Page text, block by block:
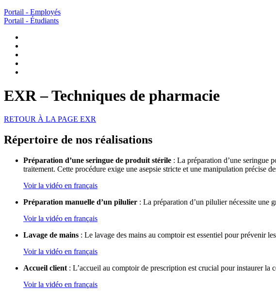
Portail - Employés
Portail - Étudiants
EXR – Techniques de pharmacie
RETOUR À LA PAGE EXR
Répertoire de nos réalisations
Préparation d’une seringue de produit stérile : La préparation d’une seringue
traitement. Cette procédure exige une asepsie stricte et une manipulation précise
Voir la vidéo en français
Préparation manuelle d’un pilulier : La préparation d’un pilulier nécessite une
Voir la vidéo en français
Lavage de mains : Le lavage des mains au comptoir est essentiel pour prévenir
Voir la vidéo en français
Accueil client : L’accueil au comptoir de prescription est crucial pour instaurer
Voir la vidéo en français